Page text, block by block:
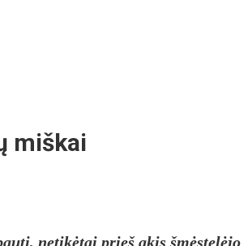
miškai
netikėtai prieš akis šmėstelėjo